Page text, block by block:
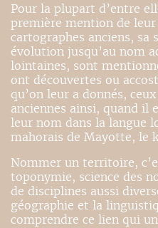
Pour la plupart d’entre
première mention de
cartographes anciens, sa
évolution jusqu’au nom
lointaines, sont
ont découvertes ou
qu’on leur a donnés,
anciennes ainsi, quand il
leur nom dans la langue
mahorais de Mayotte, le
Nommer un territoire,
toponymie, science des
de disciplines aussi
géographie et la
comprendre ce lien qui